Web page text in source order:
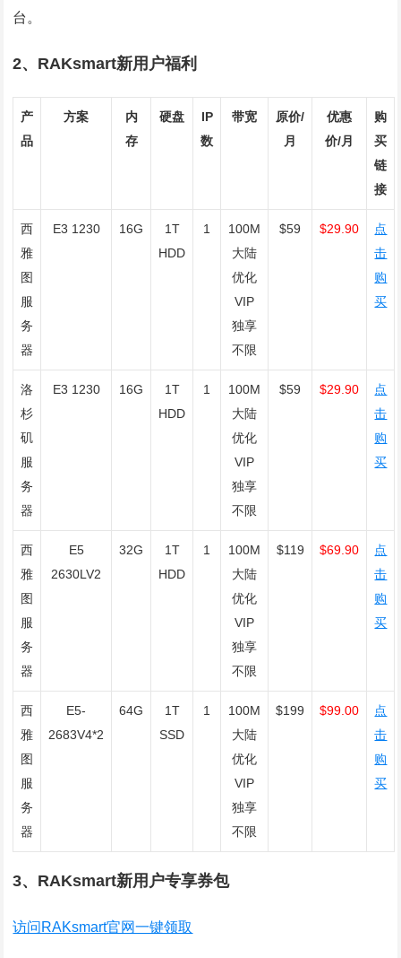
台。
2、RAKsmart新用户福利
产
品
方案
内
存
硬盘
IP
数
带宽
原价/
月
优惠
价/月
购
买
链
接
西
雅
图
服
务
器
E3 1230 16G
1T
HDD
1
100M
大陆
优化
VIP
独享
不限
$59 $29.90
点
击
购
买
洛
杉
矶
服
务
器
E3 1230 16G
1T
HDD
1
100M
大陆
优化
VIP
独享
不限
$59 $29.90
点
击
购
买
西
雅
图
服
务
器
E5
2630LV2
32G
1T
HDD
1
100M
大陆
优化
VIP
独享
不限
$119 $69.90
点
击
购
买
西
雅
图
服
务
器
E5-
2683V4*2
64G
1T
SSD
1
100M
大陆
优化
VIP
独享
不限
$199 $99.00
点
击
购
买
3、RAKsmart新用户专享券包
访问RAKsmart官网一键领取